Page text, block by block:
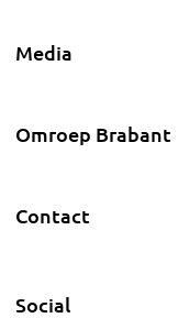
Media
Omroep Brabant
Contact
Social